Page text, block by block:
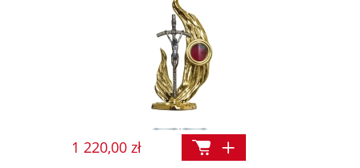
1 220,00 zł